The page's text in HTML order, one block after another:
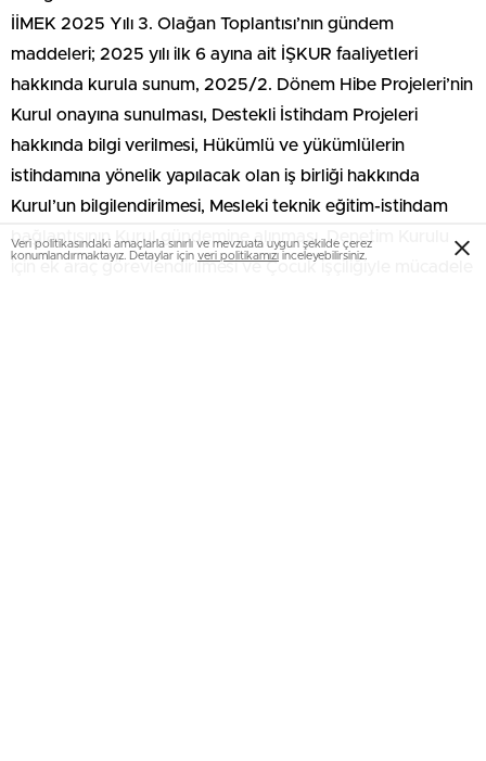
İİMEK 2025 Yılı 3. Olağan Toplantısı’nın gündem
maddeleri; 2025 yılı ilk 6 ayına ait İŞKUR faaliyetleri
hakkında kurula sunum, 2025/2. Dönem Hibe Projeleri’nin
Kurul onayına sunulması, Destekli İstihdam Projeleri
hakkında bilgi verilmesi, Hükümlü ve yükümlülerin
istihdamına yönelik yapılacak olan iş birliği hakkında
Kurul’un bilgilendirilmesi, Mesleki teknik eğitim-istihdam
bağlantısının Kurul gündemine alınması, Denetim Kurulu
için ek araç görevlendirilmesi ve Çocuk işçiliğiyle mücadele
Veri politikasındaki amaçlarla sınırlı ve mevzuata uygun şekilde çerez
konumlandırmaktayız. Detaylar için veri politikamızı inceleyebilirsiniz.